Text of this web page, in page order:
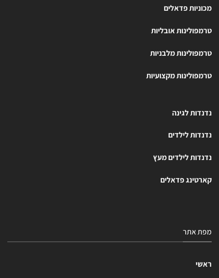
מכוניות פדאלים
טרמפולינות אובליות
טרמפולינות מלבניות
טרמפולינות מקצועיות
נדנדות לגינה
נדנדות לילדים
נדנדות לילדים מעץ
קארטינג פדאלים
מפת אתר
ראשי